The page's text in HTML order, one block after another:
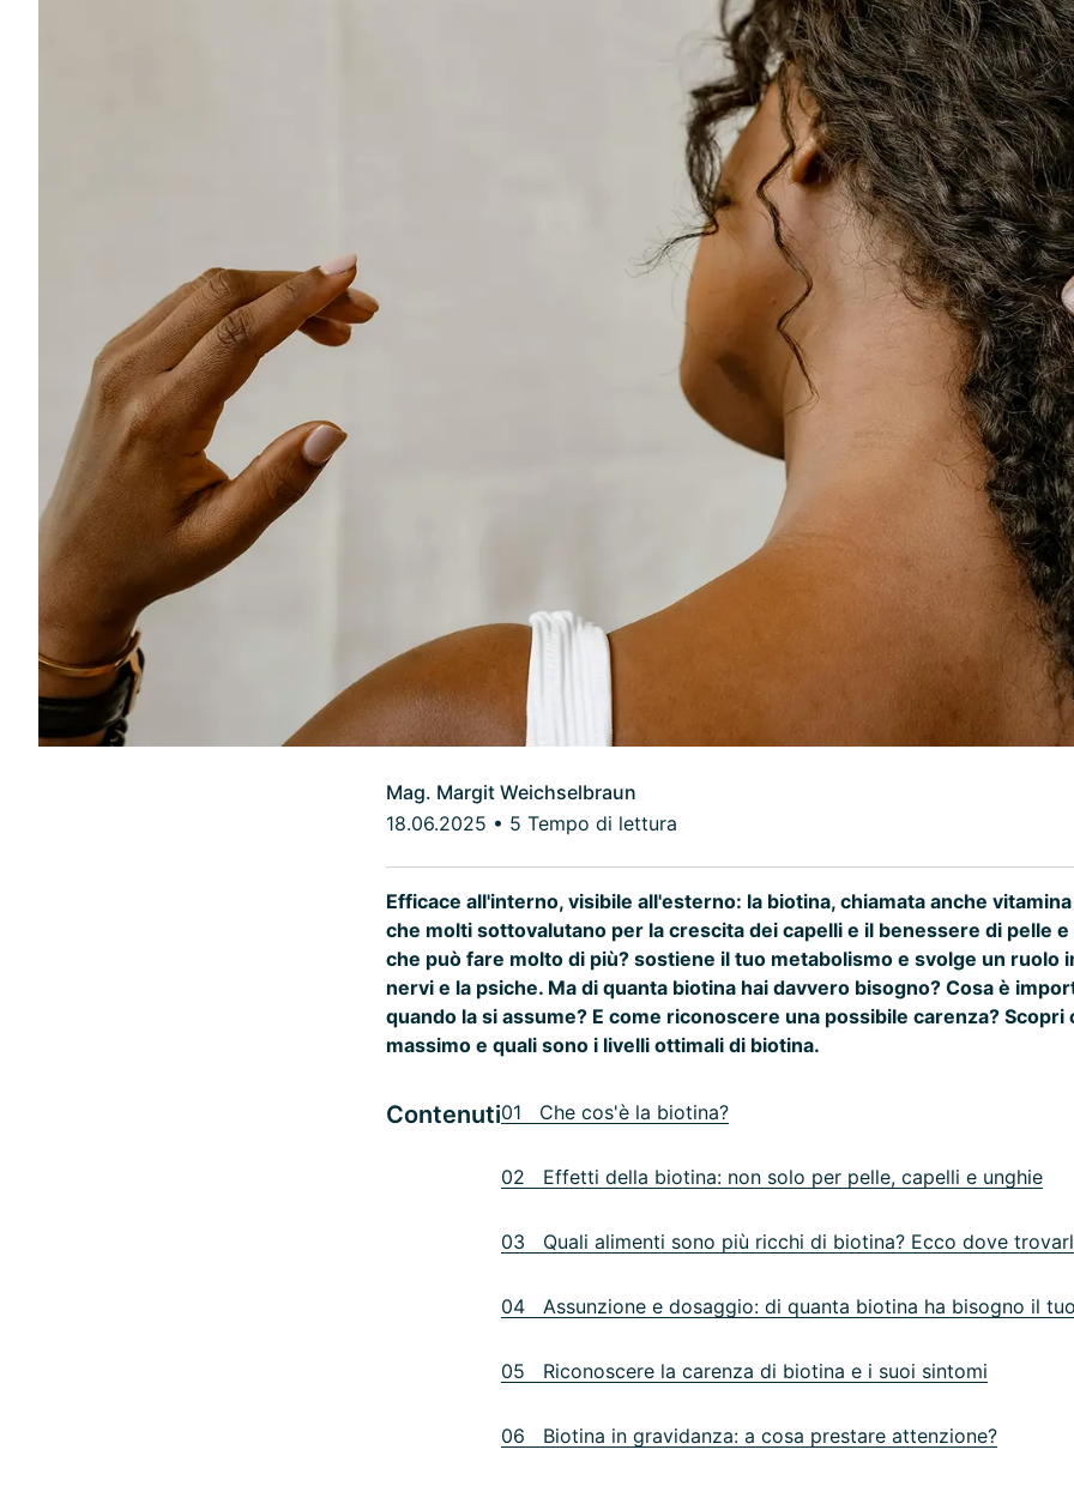
Mag. Margit Weichselbraun
18.06.2025 • 5 Tempo di lettura
Efficace all'interno, visibile all'esterno: la biotina, chiamata anche vitamina
che molti sottovalutano per la crescita dei capelli e il benessere di pelle e
che può fare molto di più? sostiene il tuo metabolismo e svolge un ruolo
nervi e la psiche. Ma di quanta biotina hai davvero bisogno? Cosa è
quando la si assume? E come riconoscere una possibile carenza?
massimo e quali sono i livelli ottimali di biotina.
Contenuti01 Che cos'è la biotina?
02 Effetti della biotina: non solo per pelle, capelli e unghie
03 Quali alimenti sono più ricchi di biotina? Ecco dove
04 Assunzione e dosaggio: di quanta biotina ha bisogno il
05 Riconoscere la carenza di biotina e i suoi sintomi
06 Biotina in gravidanza: a cosa prestare attenzione?